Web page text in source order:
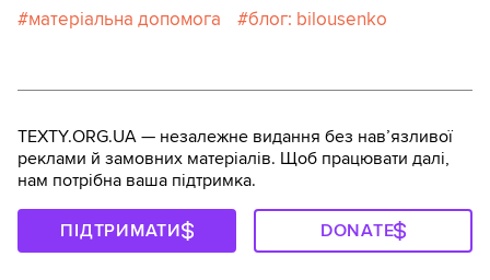
матеріальна допомога
блог: bilousenko
TEXTY.ORG.UA — незалежне видання без навʼязливої
реклами й замовних матеріалів. Щоб працювати далі,
нам потрібна ваша підтримка.
ПІДТРИМАТИ DONATE